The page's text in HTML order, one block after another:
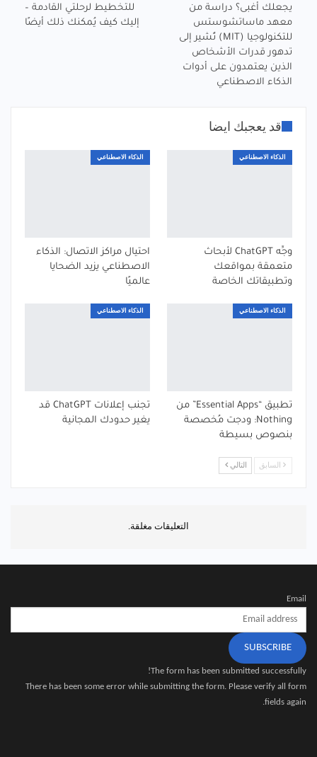
يجعلك أغبى؟ دراسة من
معهد ماساتشوستس
للتكنولوجيا (MIT) تُشير إلى
تدهور قدرات الأشخاص
الذين يعتمدون على أدوات
الذكاء الاصطناعي
للتخطيط لرحلتي القادمة –
إليك كيف يُمكنك ذلك أيضًا
قد يعجبك ايضا
الذكاء الاصطناعي
وجِّه ChatGPT لأبحاث
متعمقة بمواقعك
وتطبيقاتك الخاصة
الذكاء الاصطناعي
احتيال مراكز الاتصال: الذكاء
الاصطناعي يزيد الضحايا
عالميًا
الذكاء الاصطناعي
تطبيق “Essential Apps” من
Nothing: ودجت مُخصصة
بنصوص بسيطة
الذكاء الاصطناعي
تجنب إعلانات ChatGPT قد
يغير حدودك المجانية
السابق التالي
التعليقات مغلقة.
Email
SUBSCRIBE
The form has been submitted successfully!
There has been some error while submitting the form. Please verify all form
fields again.